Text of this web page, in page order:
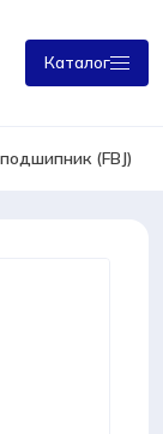
Каталог
(FBJ)